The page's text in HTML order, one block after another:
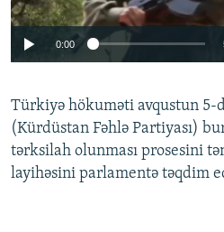
Auto 240p
720p
0:00
Türkiyə hökuməti avqustun 5-
(Kürdüstan Fəhlə Partiyası)
tərksilah olunması prosesini
layihəsini parlamentə təqdim